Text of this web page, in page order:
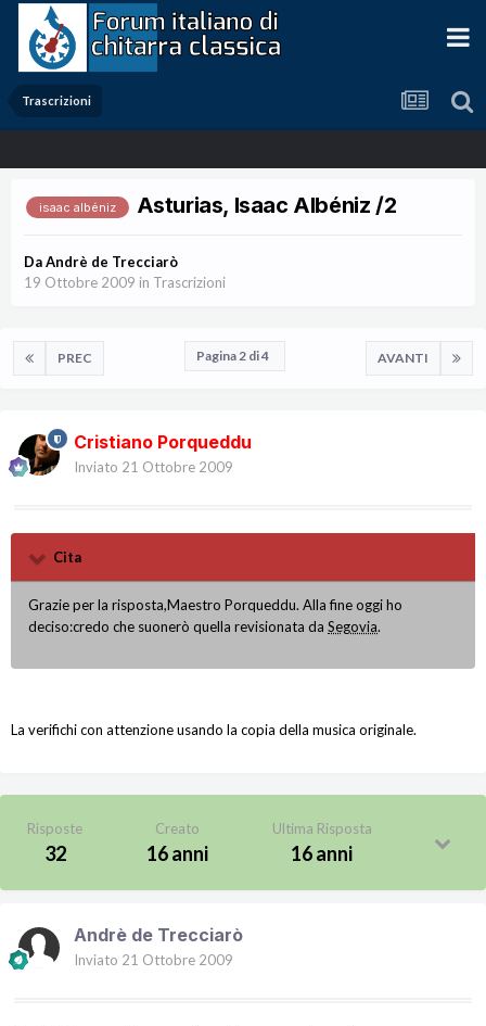
Trascrizioni
isaac albéniz Asturias, Isaac Albéniz /2
DaAndrè de Trecciarò
19 Ottobre 2009 in Trascrizioni
PREC AVANTI
Pagina 2 di 4
Cristiano Porqueddu
Inviato 21 Ottobre 2009
Cita
Grazie per la risposta,Maestro Porqueddu. Alla fine oggi ho
deciso:credo che suonerò quella revisionata da Segovia.
La verifichi con attenzione usando la copia della musica originale.
Risposte
32
Creato
16 anni
Ultima Risposta
16 anni
Andrè de Trecciarò
Inviato 21 Ottobre 2009